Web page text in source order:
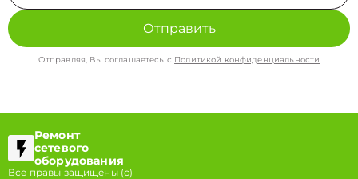
Отправить
Отправляя, Вы соглашаетесь с Политикой конфиденциальности
Ремонт
сетевого
оборудования
Все правы защищены (с)